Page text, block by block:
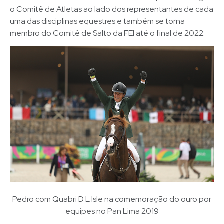
o Comitê de Atletas ao lado dos representantes de cada
uma das disciplinas equestres e também se torna
membro do Comitê de Salto da FEI até o final de 2022.
Pedro com Quabri D L Isle na comemoração do ouro por
equipes no Pan Lima 2019